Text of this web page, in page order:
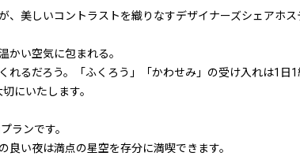
美しいコントラストを織りなすデザイナーズシェアホス
かい空気に包まれる。
るだろう。「ふくろう」「かわせみ」の受け入れは1日1
にいたします。
ランです。
い夜は満点の星空を存分に満喫できます。